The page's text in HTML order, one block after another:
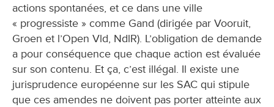
actions spontanées, et ce dans une ville
« progressiste » comme Gand (dirigée par Vooruit,
Groen et l’Open Vld, NdlR). L’obligation de demande
a pour conséquence que chaque action est évaluée
sur son contenu. Et ça, c’est illégal. Il existe une
jurisprudence européenne sur les SAC qui stipule
que ces amendes ne doivent pas porter atteinte aux